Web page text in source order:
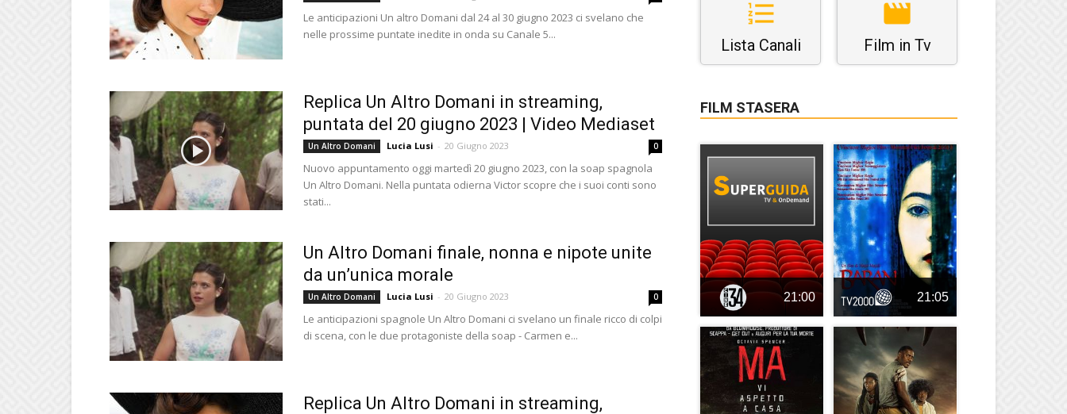
Le anticipazioni Un altro Domani dal 24 al 30 giugno 2023 ci svelano che
nelle prossime puntate inedite in onda su Canale 5...
Replica Un Altro Domani in streaming,
puntata del 20 giugno 2023 | Video Mediaset
Un Altro Domani Lucia Lusi - 20 Giugno 2023 0
Nuovo appuntamento oggi martedì 20 giugno 2023, con la soap spagnola
Un Altro Domani. Nella puntata odierna Victor scopre che i suoi conti sono
stati...
Un Altro Domani finale, nonna e nipote unite
da un’unica morale
Un Altro Domani Lucia Lusi - 20 Giugno 2023 0
Le anticipazioni spagnole Un Altro Domani ci svelano un finale ricco di colpi
di scena, con le due protagoniste della soap - Carmen e...
Replica Un Altro Domani in streaming,
Lista Canali Film in Tv
FILM STASERA
21:00 21:05